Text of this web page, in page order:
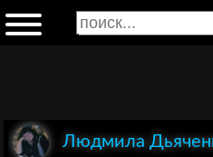
Людмила